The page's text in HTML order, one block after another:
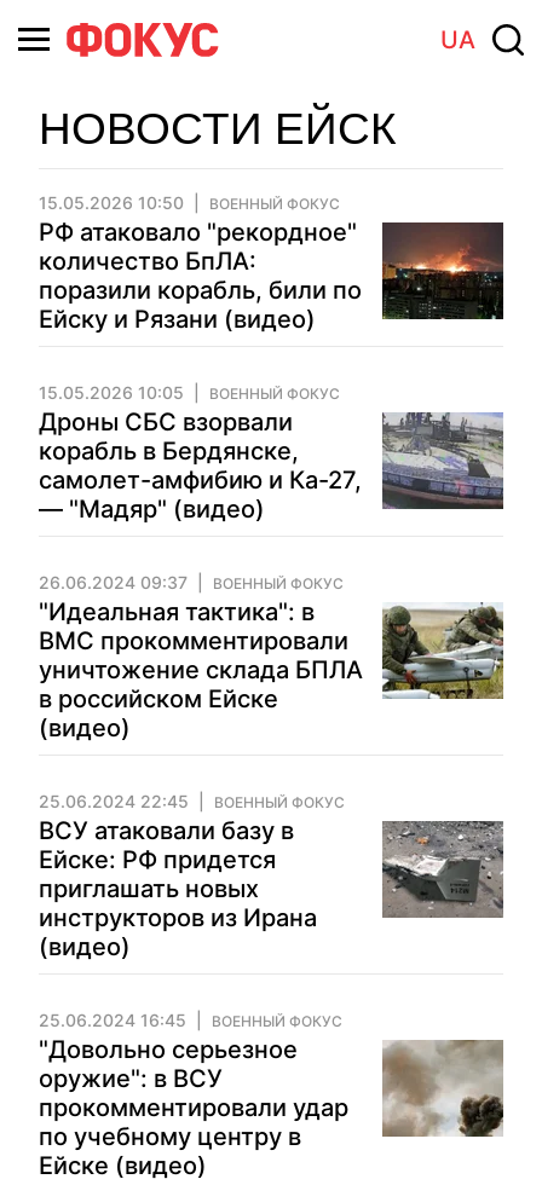
UA
НОВОСТИ ЕЙСК
15.05.2026 10:50 ВОЕННЫЙ ФОКУС
РФ атаковало "рекордное"
количество БпЛА:
поразили корабль, били по
Ейску и Рязани (видео)
15.05.2026 10:05 ВОЕННЫЙ ФОКУС
Дроны СБС взорвали
корабль в Бердянске,
самолет-амфибию и Ка-27,
— "Мадяр" (видео)
26.06.2024 09:37 ВОЕННЫЙ ФОКУС
"Идеальная тактика": в
ВМС прокомментировали
уничтожение склада БПЛА
в российском Ейске
(видео)
25.06.2024 22:45 ВОЕННЫЙ ФОКУС
ВСУ атаковали базу в
Ейске: РФ придется
приглашать новых
инструкторов из Ирана
(видео)
25.06.2024 16:45 ВОЕННЫЙ ФОКУС
"Довольно серьезное
оружие": в ВСУ
прокомментировали удар
по учебному центру в
Ейске (видео)